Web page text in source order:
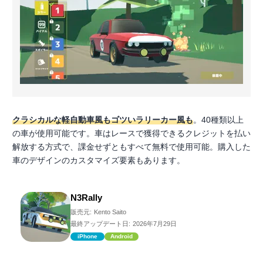
クラシカルな軽自動車風もゴツいラリーカー風も。40種類以上
の車が使用可能です。車はレースで獲得できるクレジットを払い
解放する方式で、課金せずともすべて無料で使用可能。購入した
車のデザインのカスタマイズ要素もあります。
N3Rally
販売元: Kento Saito
最終アップデート日: 2026年7月29日
iPhone Android